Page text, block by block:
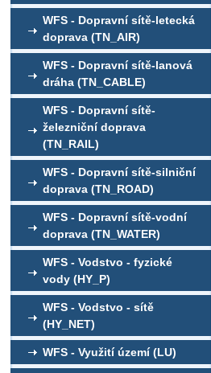
WFS - Dopravní sítě-letecká
doprava (TN_AIR)
WFS - Dopravní sítě-lanová
dráha (TN_CABLE)
WFS - Dopravní sítě-
železniční doprava
(TN_RAIL)
WFS - Dopravní sítě-silniční
doprava (TN_ROAD)
WFS - Dopravní sítě-vodní
doprava (TN_WATER)
WFS - Vodstvo - fyzické
vody (HY_P)
WFS - Vodstvo - sítě
(HY_NET)
WFS - Využití území (LU)